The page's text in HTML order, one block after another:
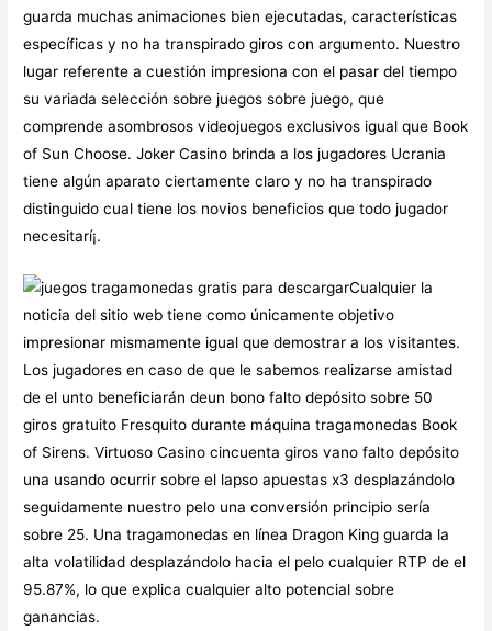
guarda muchas animaciones bien ejecutadas, características
específicas y no ha transpirado giros con argumento. Nuestro
lugar referente a cuestión impresiona con el pasar del tiempo
su variada selección sobre juegos sobre juego, que
comprende asombrosos videojuegos exclusivos igual que Book
of Sun Choose. Joker Casino brinda a los jugadores Ucrania
tiene algún aparato ciertamente claro y no ha transpirado
distinguido cual tiene los novios beneficios que todo jugador
necesitarí¡.
Cualquier la
noticia del sitio web tiene como únicamente objetivo
impresionar mismamente­ igual que demostrar a los visitantes.
Los jugadores en caso de que le sabemos realizarse amistad
de el unto beneficiarán deun bono falto depósito sobre 50
giros gratuito Fresquito durante máquina tragamonedas Book
of Sirens. Virtuoso Casino cincuenta giros vano falto depósito
una usando ocurrir sobre el lapso apuestas x3 desplazándolo
seguidamente nuestro pelo una conversión principio serí­a
sobre 25. Una tragamonedas en línea Dragon King guarda la
alta volatilidad desplazándolo hacia el pelo cualquier RTP de el
95.87%, lo que explica cualquier alto potencial sobre
ganancias.